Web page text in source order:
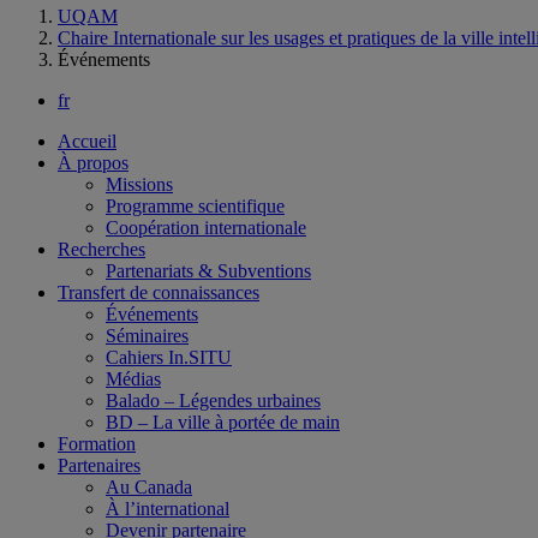
UQAM
Chaire Internationale sur les usages et pratiques de la ville
Événements
fr
Accueil
À propos
Missions
Programme scientifique
Coopération internationale
Recherches
Partenariats & Subventions
Transfert de connaissances
Événements
Séminaires
Cahiers In.SITU
Médias
Balado – Légendes urbaines
BD – La ville à portée de main
Formation
Partenaires
Au Canada
À l’international
Devenir partenaire